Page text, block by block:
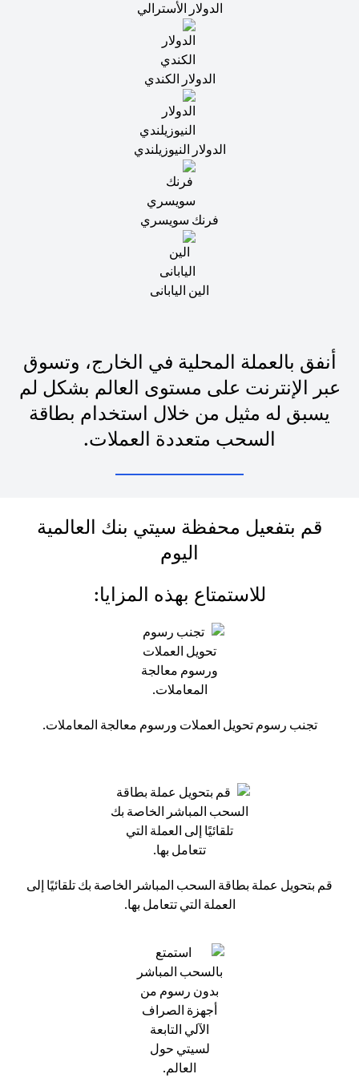
الدولار الأسترالي
الدولار الكندي
الدولار النيوزيلندي
فرنك سويسري
الين اليابانى
أنفق بالعملة المحلية في الخارج، وتسوق
عبر الإنترنت على مستوى العالم بشكل لم
يسبق له مثيل من خلال استخدام بطاقة
السحب متعددة العملات.
قم بتفعيل محفظة سيتي بنك العالمية
اليوم
للاستمتاع بهذه المزايا:
تجنب رسوم تحويل العملات ورسوم معالجة المعاملات.
قم بتحويل عملة بطاقة السحب المباشر الخاصة بك تلقائيًا إلى
العملة التي تتعامل بها.